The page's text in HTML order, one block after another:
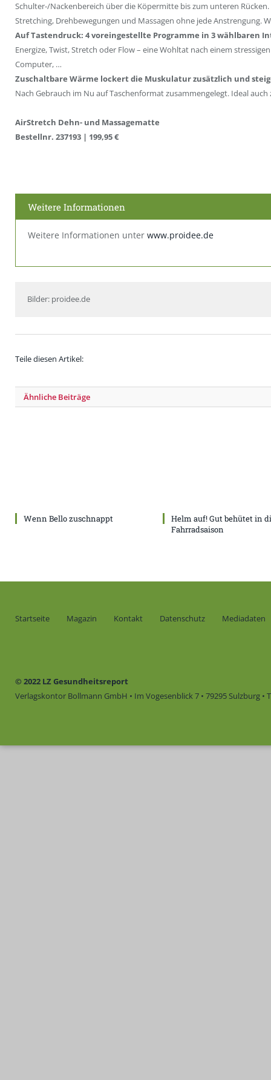
Schulter-/Nackenbereich über die Köpermitte bis zum unteren
Stretching, Drehbewegungen und Massagen ohne jede Anstrengung.
Auf Tastendruck: 4 voreingestellte Programme in 3 wählbaren
Energize, Twist, Stretch oder Flow – eine Wohltat nach einem
Computer, …
Zuschaltbare Wärme lockert die Muskulatur zusätzlich und
Nach Gebrauch im Nu auf Taschenformat zusammengelegt. Ideal
AirStretch Dehn- und Massagematte
Bestellnr. 237193 | 199,95 €
Weitere Informationen
Weitere Informationen unter www.proidee.de
Bilder: proidee.de
Teile diesen Artikel:
Ähnliche Beiträge
Wenn Bello zuschnappt
Helm auf! Gut behütet in
Fahrradsaison
Startseite Magazin Kontakt Datenschutz Mediadaten
© 2022 LZ Gesundheitsreport
Verlagskontor Bollmann GmbH • Im Vogesenblick 7 • 79295 Sulzburg •